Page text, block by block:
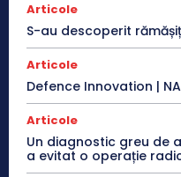
Articole
S-au descoperit
Articole
Defence Innovation |
Articole
Un diagnostic greu de
a evitat o operație